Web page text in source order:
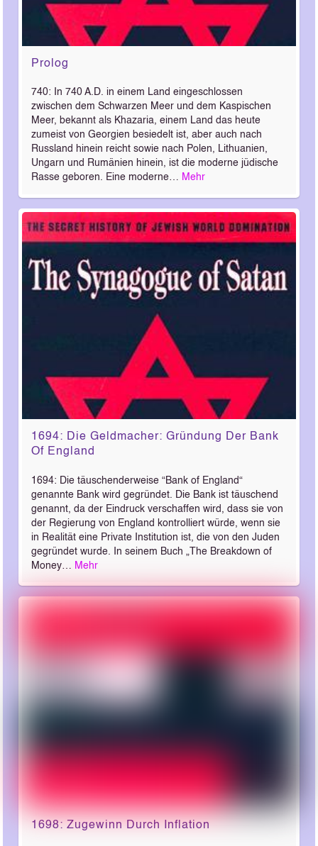
Prolog
740: In 740 A.D. in einem Land eingeschlossen
zwischen dem Schwarzen Meer und dem Kaspischen
Meer, bekannt als Khazaria, einem Land das heute
zumeist von Georgien besiedelt ist, aber auch nach
Russland hinein reicht sowie nach Polen, Lithuanien,
Ungarn und Rumänien hinein, ist die moderne jüdische
Rasse geboren. Eine moderne… Mehr
1694: Die Geldmacher: Gründung Der Bank
Of England
1694: Die täuschenderweise “Bank of England“
genannte Bank wird gegründet. Die Bank ist täuschend
genannt, da der Eindruck verschaffen wird, dass sie von
der Regierung von England kontrolliert würde, wenn sie
in Realität eine Private Institution ist, die von den Juden
gegründet wurde. In seinem Buch „The Breakdown of
Money… Mehr
1698: Zugewinn Durch Inflation